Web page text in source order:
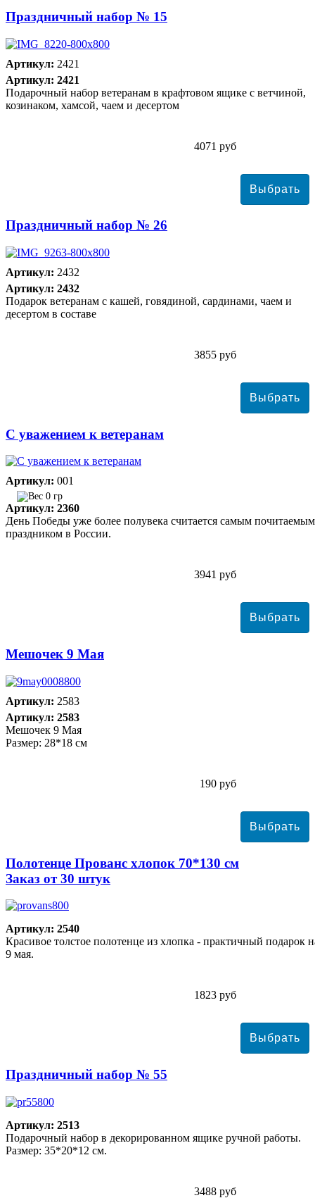
Праздничный набор № 15
Артикул: 2421
Артикул: 2421
Подарочный набор ветеранам в крафтовом ящике с ветчиной,
козинаком, хамсой, чаем и десертом
4071 руб
Праздничный набор № 26
Артикул: 2432
Артикул: 2432
Подарок ветеранам с кашей, говядиной, сардинами, чаем и
десертом в составе
3855 руб
С уважением к ветеранам
Артикул: 001
0 гр
Артикул: 2360
День Победы уже более полувека считается самым почитаемым
праздником в России.
3941 руб
Мешочек 9 Мая
Артикул: 2583
Артикул: 2583
Мешочек 9 Мая
Размер: 28*18 см
190 руб
Полотенце Прованс хлопок 70*130 см
Заказ от 30 штук
Артикул: 2540
Красивое толстое полотенце из хлопка - практичный подарок
9 мая.
1823 руб
Праздничный набор № 55
Артикул: 2513
Подарочный набор в декорированном ящике ручной работы.
Размер: 35*20*12 см.
3488 руб